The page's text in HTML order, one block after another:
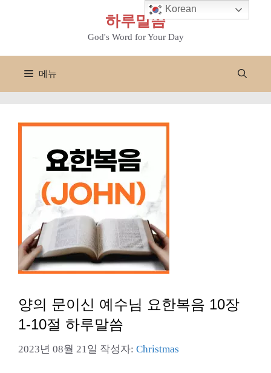
하루말씀
God's Word for Your Day
메뉴
양의 문이신 예수님 요한복음 10장
1-10절 하루말씀
2023년 08월 21일 작성자: Christmas
Korean